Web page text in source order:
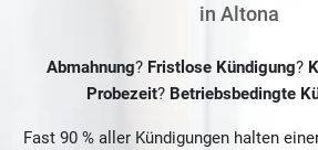
in Altona
Abmahnung? Fristlose Kündigung?
Probezeit? Betriebsbedingte
Fast 90 % aller Kündigungen halten